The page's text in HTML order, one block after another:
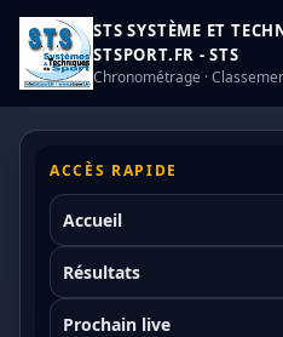
STS SYSTÈME ET
STSPORT.FR - STS
Chronométrage ·
ACCÈS RAPIDE
Accueil
Résultats
Prochain live